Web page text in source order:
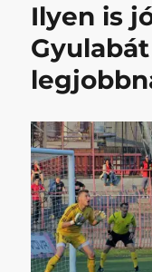
Ilyen is